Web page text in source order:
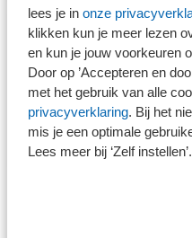
lees je in onze
klikken kun je meer lezen
en kun je jouw voorkeuren
Door op ’Accepteren en
met het gebruik van alle
privacyverklaring. Bij het
mis je een optimale
Lees meer bij ‘Zelf instellen’.
Daan Meijer
Daan